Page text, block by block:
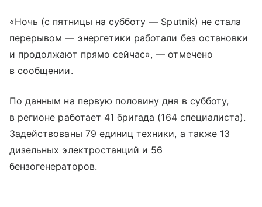
«Ночь (с пятницы на субботу — Sputnik) не стала
перерывом — энергетики работали без остановки
и продолжают прямо сейчас», — отмечено
в сообщении.
По данным на первую половину дня в субботу,
в регионе работает 41 бригада (164 специалиста).
Задействованы 79 единиц техники, а также 13
дизельных электростанций и 56
бензогенераторов.